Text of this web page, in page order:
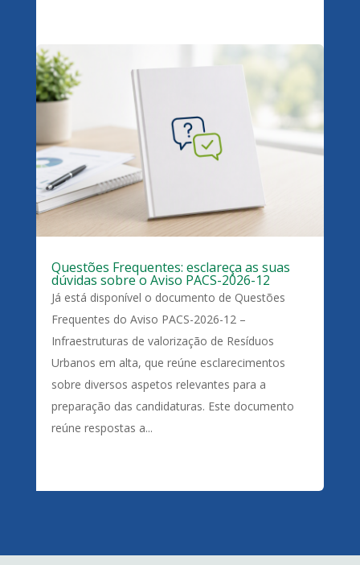
Questões Frequentes: esclareça as suas
dúvidas sobre o Aviso PACS-2026-12
Já está disponível o documento de Questões
Frequentes do Aviso PACS-2026-12 –
Infraestruturas de valorização de Resíduos
Urbanos em alta, que reúne esclarecimentos
sobre diversos aspetos relevantes para a
preparação das candidaturas. Este documento
reúne respostas a...